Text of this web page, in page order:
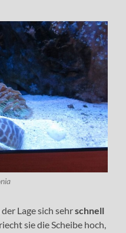
Lage sich sehrschnell
sie die Scheibe hoch,